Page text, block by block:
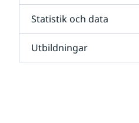
Statistik och data
Utbildningar